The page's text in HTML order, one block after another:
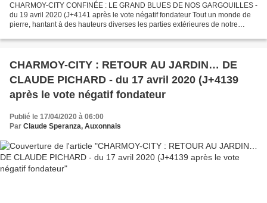
CHARMOY-CITY CONFINÉE : LE GRAND BLUES DE NOS GARGOUILLES -
du 19 avril 2020 (J+4141 après le vote négatif fondateur Tout un monde de
pierre, hantant à des hauteurs diverses les parties extérieures de notre
CHARMOY-CITY : RETOUR AU JARDIN… DE
CLAUDE PICHARD - du 17 avril 2020 (J+4139
après le vote négatif fondateur
Publié le 17/04/2020 à 06:00
Par Claude Speranza, Auxonnais